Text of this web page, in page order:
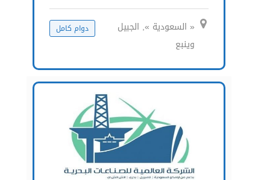
« السعودية », الجبيل
وينبع
دوام كامل